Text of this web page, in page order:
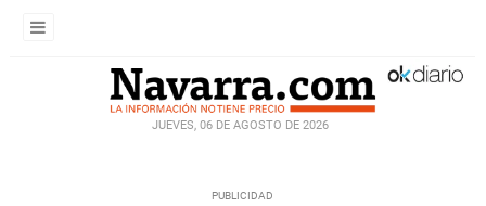
JUEVES, 06 DE AGOSTO DE 2026